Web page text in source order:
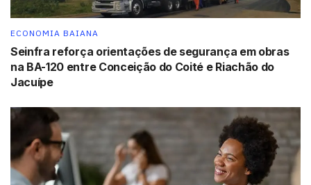
Desde 2013, a Agência se empenha em criar parcerias
com órgãos de diferentes esferas da administração
pública, o que resultou na instituição de forças-tarefa.
Em 2015 foram realizadas 87 forças-tarefa em todo o
50. As ações conjuntas entre órgãos públicos fortalecem
a participação do Estado na fiscalização do setor e
restringem o emprego de práticas irregulares pelos
agentes econômicos.
ECONOMIA BAIANA
Seinfra reforça orientações de segurança em obras
na BA-120 entre Conceição do Coité e Riachão do
Jacuípe